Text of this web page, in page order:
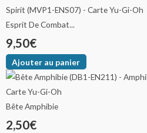
Esprit De Combat...
9,50€
Ajouter au panier
Bête Amphibie
2,50€